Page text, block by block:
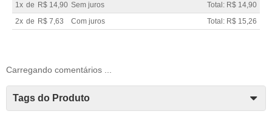
1x de R$ 14,90 Sem juros
Total: R$ 14,90
2x de R$ 7,63 Com juros Total: R$ 15,26
Carregando comentários ...
Tags do Produto